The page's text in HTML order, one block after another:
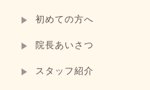
初めての方へ
院長あいさつ
スタッフ紹介